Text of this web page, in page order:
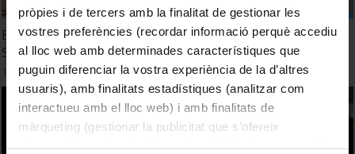
pròpies i de tercers amb la finalitat de gestionar les
vostres preferències (recordar informació perquè accediu
al lloc web amb determinades característiques que
puguin diferenciar la vostra experiència de la d’altres
usuaris), amb finalitats estadístiques (analitzar com
interactueu amb el lloc web) i amb finalitats de
màrqueting (gestionar la publicitat que s’ofereix
adequant-la en funció dels vostres hàbits de navegació).
Eleccions al Rectorat 2023. Candidatura Eugeni Graugés.
Sessió en directe
17 Noviembre, 2023